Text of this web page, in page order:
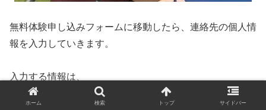
無料体験申し込みフォームに移動したら、連絡先の個人情
報を入力していきます。
入力する情報は、
ホーム 検索 トップ サイドバー